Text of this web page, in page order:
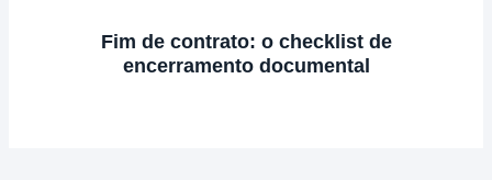
Fim de contrato: o checklist de
encerramento documental